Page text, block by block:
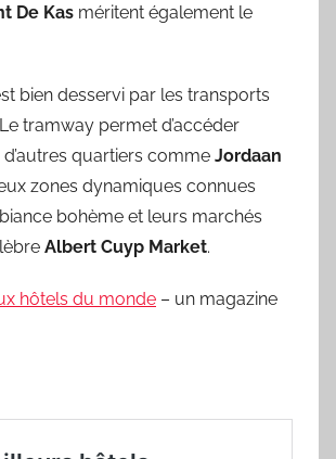
De Kas méritent également le
bien desservi par les transports
tramway permet d’accéder
quartiers comme Jordaan
zones dynamiques connues
bohème et leurs marchés
Albert Cuyp Market.
hôtels du monde – un magazine